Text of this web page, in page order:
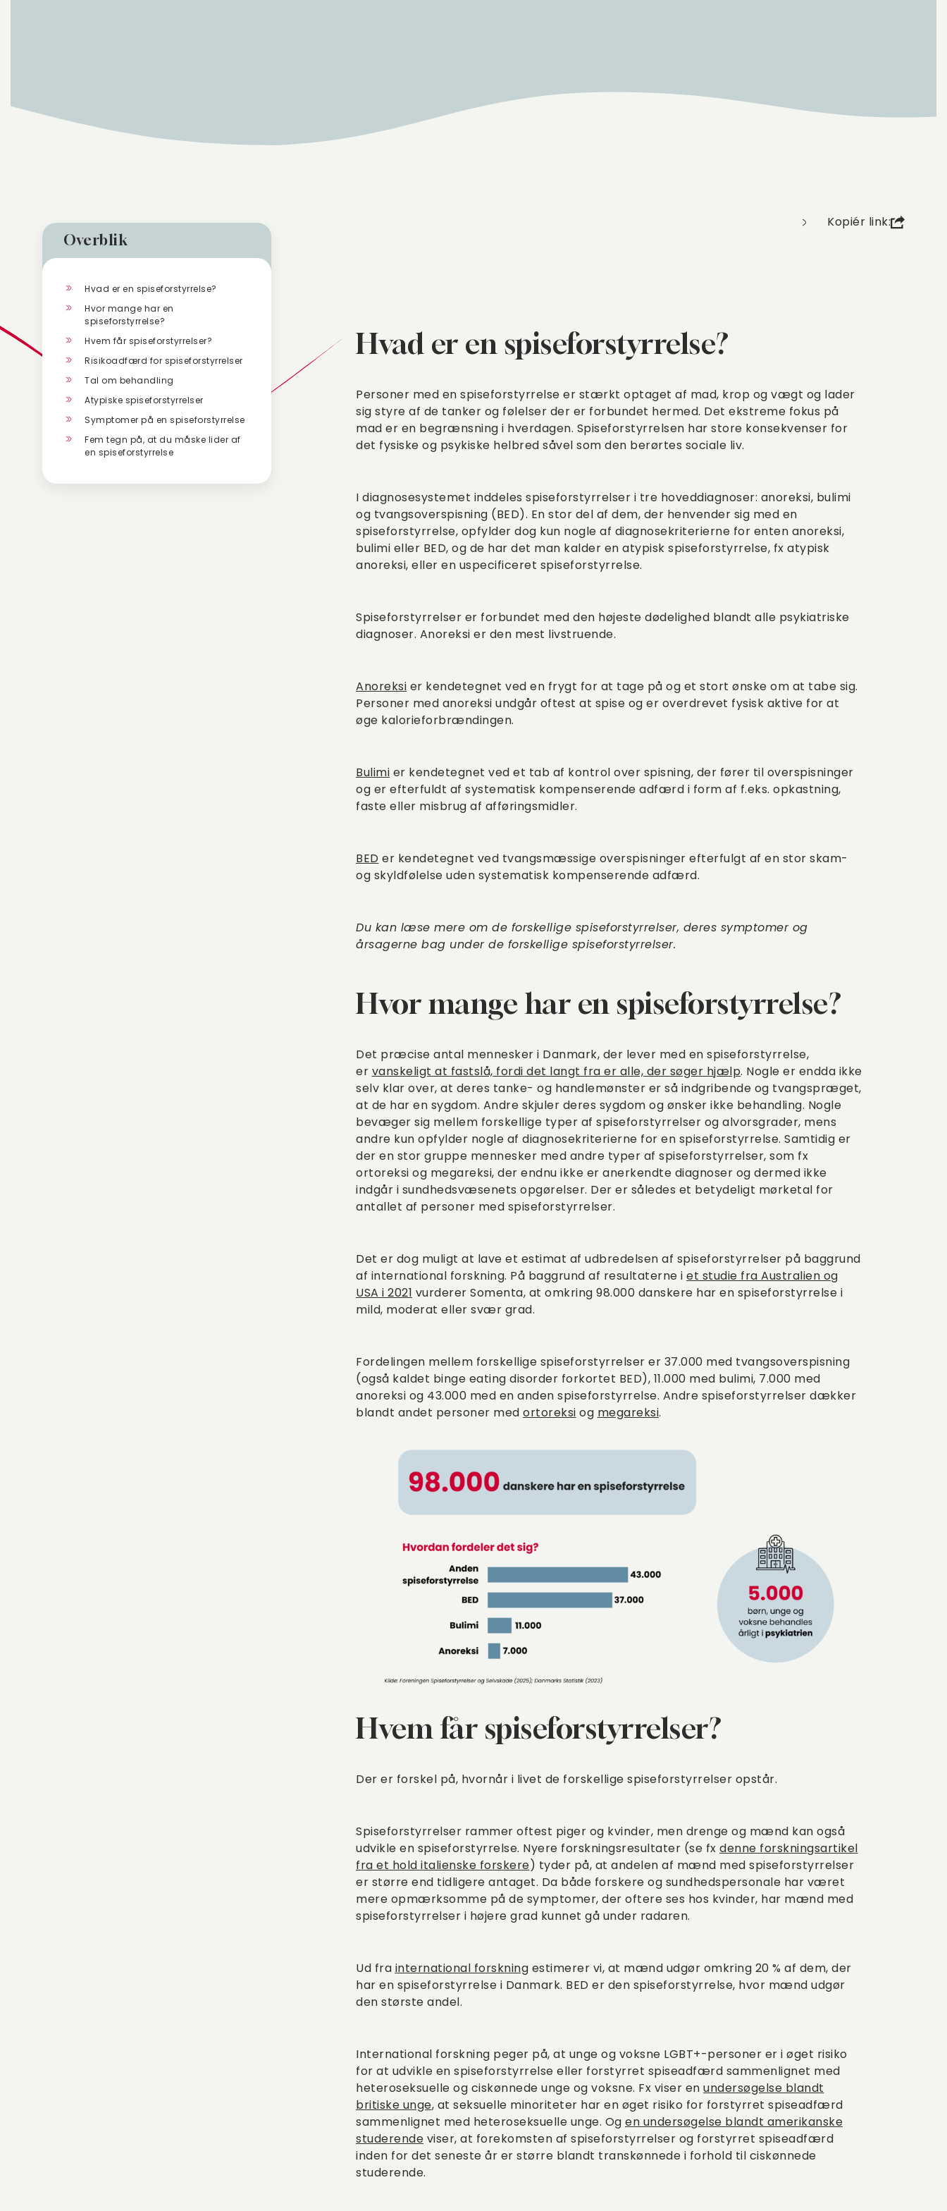
Overblik
Hvad er en spiseforstyrrelse?
Hvor mange har en
spiseforstyrrelse?
Hvem får spiseforstyrrelser?
Risikoadfærd for spiseforstyrrelser
Tal om behandling
Atypiske spiseforstyrrelser
Symptomer på en spiseforstyrrelse
Fem tegn på, at du måske lider af
en spiseforstyrrelse
Kopiér link:
Hvad er en spiseforstyrrelse?
Personer med en spiseforstyrrelse er stærkt optaget af mad, krop og vægt og lader
sig styre af de tanker og følelser der er forbundet hermed. Det ekstreme fokus på
mad er en begrænsning i hverdagen. Spiseforstyrrelsen har store konsekvenser for
det fysiske og psykiske helbred såvel som den berørtes sociale liv.
I diagnosesystemet inddeles spiseforstyrrelser i tre hoveddiagnoser: anoreksi, bulimi
og tvangsoverspisning (BED). En stor del af dem, der henvender sig med en
spiseforstyrrelse, opfylder dog kun nogle af diagnosekriterierne for enten anoreksi,
bulimi eller BED, og de har det man kalder en atypisk spiseforstyrrelse, fx atypisk
anoreksi, eller en uspecificeret spiseforstyrrelse.
Spiseforstyrrelser er forbundet med den højeste dødelighed blandt alle psykiatriske
diagnoser. Anoreksi er den mest livstruende.
Anoreksi er kendetegnet ved en frygt for at tage på og et stort ønske om at tabe sig.
Personer med anoreksi undgår oftest at spise og er overdrevet fysisk aktive for at
øge kalorieforbrændingen.
Bulimi er kendetegnet ved et tab af kontrol over spisning, der fører til overspisninger
og er efterfuldt af systematisk kompenserende adfærd i form af f.eks. opkastning,
faste eller misbrug af afføringsmidler.
BED er kendetegnet ved tvangsmæssige overspisninger efterfulgt af en stor skam-
og skyldfølelse uden systematisk kompenserende adfærd.
Du kan læse mere om de forskellige spiseforstyrrelser, deres symptomer og
årsagerne bag under de forskellige spiseforstyrrelser.
Hvor mange har en spiseforstyrrelse?
Det præcise antal mennesker i Danmark, der lever med en spiseforstyrrelse,
er vanskeligt at fastslå, fordi det langt fra er alle, der søger hjælp. Nogle er endda ikke
selv klar over, at deres tanke- og handlemønster er så indgribende og tvangspræget,
at de har en sygdom. Andre skjuler deres sygdom og ønsker ikke behandling. Nogle
bevæger sig mellem forskellige typer af spiseforstyrrelser og alvorsgrader, mens
andre kun opfylder nogle af diagnosekriterierne for en spiseforstyrrelse. Samtidig er
der en stor gruppe mennesker med andre typer af spiseforstyrrelser, som fx
ortoreksi og megareksi, der endnu ikke er anerkendte diagnoser og dermed ikke
indgår i sundhedsvæsenets opgørelser. Der er således et betydeligt mørketal for
antallet af personer med spiseforstyrrelser.
Det er dog muligt at lave et estimat af udbredelsen af spiseforstyrrelser på baggrund
af international forskning. På baggrund af resultaterne i et studie fra Australien og
USA i 2021 vurderer Somenta, at omkring 98.000 danskere har en spiseforstyrrelse i
mild, moderat eller svær grad.
Fordelingen mellem forskellige spiseforstyrrelser er 37.000 med tvangsoverspisning
(også kaldet binge eating disorder forkortet BED), 11.000 med bulimi, 7.000 med
anoreksi og 43.000 med en anden spiseforstyrrelse. Andre spiseforstyrrelser dækker
blandt andet personer med ortoreksi og megareksi.
Hvem får spiseforstyrrelser?
Der er forskel på, hvornår i livet de forskellige spiseforstyrrelser opstår.
Spiseforstyrrelser rammer oftest piger og kvinder, men drenge og mænd kan også
udvikle en spiseforstyrrelse. Nyere forskningsresultater (se fx denne forskningsartikel
fra et hold italienske forskere) tyder på, at andelen af mænd med spiseforstyrrelser
er større end tidligere antaget. Da både forskere og sundhedspersonale har været
mere opmærksomme på de symptomer, der oftere ses hos kvinder, har mænd med
spiseforstyrrelser i højere grad kunnet gå under radaren.
Ud fra international forskning estimerer vi, at mænd udgør omkring 20 % af dem, der
har en spiseforstyrrelse i Danmark. BED er den spiseforstyrrelse, hvor mænd udgør
den største andel.
International forskning peger på, at unge og voksne LGBT+-personer er i øget risiko
for at udvikle en spiseforstyrrelse eller forstyrret spiseadfærd sammenlignet med
heteroseksuelle og ciskønnede unge og voksne. Fx viser en undersøgelse blandt
britiske unge, at seksuelle minoriteter har en øget risiko for forstyrret spiseadfærd
sammenlignet med heteroseksuelle unge. Og en undersøgelse blandt amerikanske
studerende viser, at forekomsten af spiseforstyrrelser og forstyrret spiseadfærd
inden for det seneste år er større blandt transkønnede i forhold til ciskønnede
studerende.